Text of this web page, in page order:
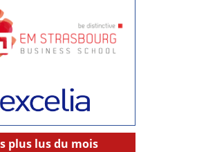
plus lus du mois